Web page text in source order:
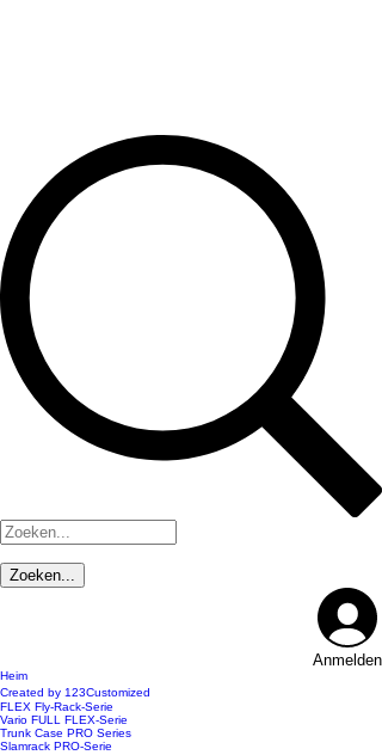
Anmelden
Heim
Created by 123Customized
FLEX Fly-Rack-Serie
Vario FULL FLEX-Serie
Trunk Case PRO Series
Slamrack PRO-Serie